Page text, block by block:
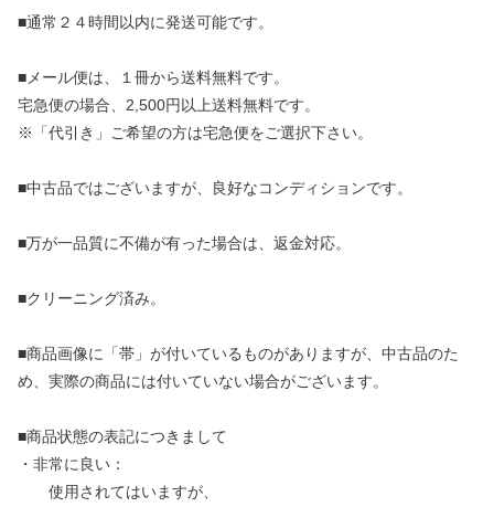
■通常２４時間以内に発送可能です。
■メール便は、１冊から送料無料です。
宅急便の場合、2,500円以上送料無料です。
※「代引き」ご希望の方は宅急便をご選択下さい。
■中古品ではございますが、良好なコンディションです。
■万が一品質に不備が有った場合は、返金対応。
■クリーニング済み。
■商品画像に「帯」が付いているものがありますが、中古品のた
め、実際の商品には付いていない場合がございます。
■商品状態の表記につきまして
・非常に良い：
使用されてはいますが、